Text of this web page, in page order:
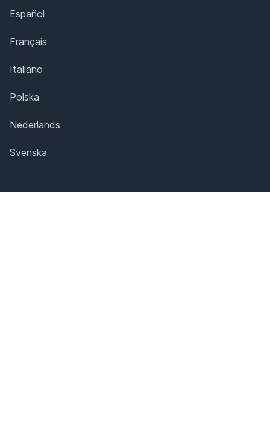
Español
Français
Italiano
Polska
Nederlands
Svenska